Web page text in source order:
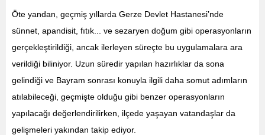
Öte yandan, geçmiş yıllarda Gerze Devlet Hastanesi’nde
sünnet, apandisit, fıtık... ve sezaryen doğum gibi operasyonların
gerçekleştirildiği, ancak ilerleyen süreçte bu uygulamalara ara
verildiği biliniyor. Uzun süredir yapılan hazırlıklar da sona
gelindiği ve Bayram sonrası konuyla ilgili daha somut adımların
atılabileceği, geçmişte olduğu gibi benzer operasyonların
yapılacağı değerlendirilirken, ilçede yaşayan vatandaşlar da
gelişmeleri yakından takip ediyor.